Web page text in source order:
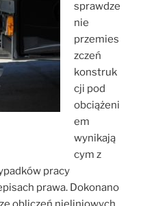
sprawdze
nie
przemies
zczeń
konstruk
cji pod
obciążeni
em
wynikają
cym z
pracy
prawa. Dokonano